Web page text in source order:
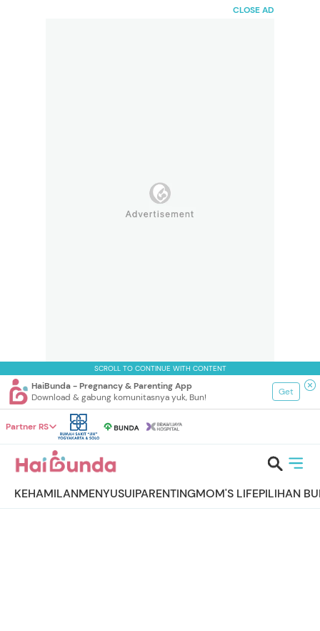
CLOSE AD
SCROLL TO CONTINUE WITH CONTENT
HaiBunda - Pregnancy & Parenting App
Download & gabung komunitasnya yuk, Bun!
Get
Partner RS
KEHAMILANMENYUSUIPARENTINGMOM'S LIFEPILIHAN